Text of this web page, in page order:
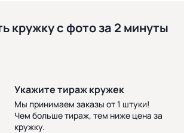
кружку с фото за 2 минуты
Укажите тираж кружек
Мы принимаем заказы от 1 штуки!
Чем больше тираж, тем ниже цена за
кружку.